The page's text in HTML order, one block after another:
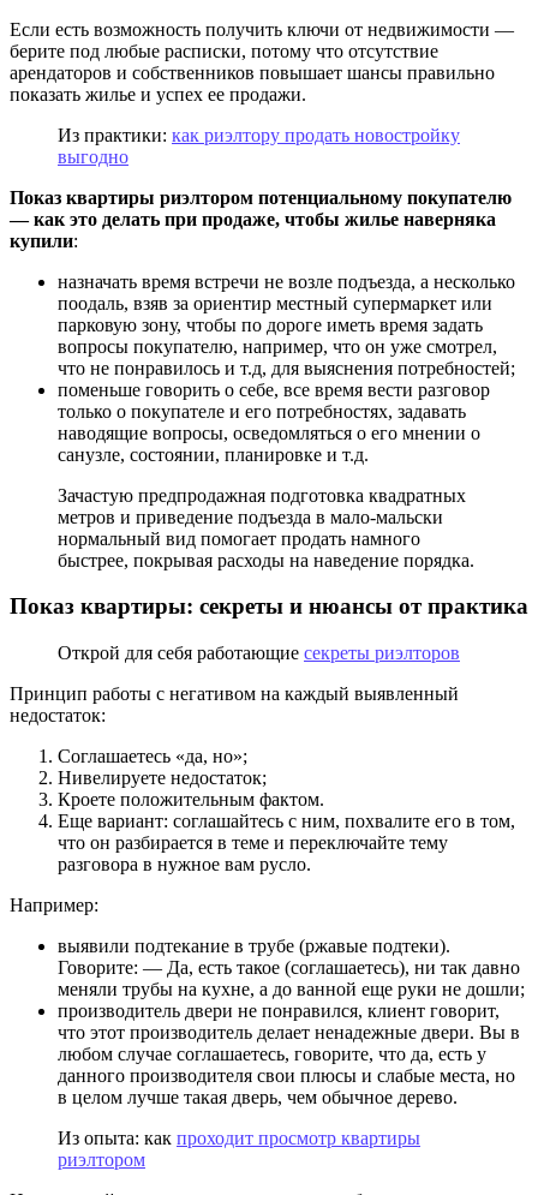
Если есть возможность получить ключи от недвижимости —
берите под любые расписки, потому что отсутствие
арендаторов и собственников повышает шансы правильно
показать жилье и успех ее продажи.
Из практики: как риэлтору продать новостройку
выгодно
Показ квартиры риэлтором потенциальному покупателю
— как это делать при продаже, чтобы жилье наверняка
купили:
назначать время встречи не возле подъезда, а несколько
поодаль, взяв за ориентир местный супермаркет или
парковую зону, чтобы по дороге иметь время задать
вопросы покупателю, например, что он уже смотрел,
что не понравилось и т.д, для выяснения потребностей;
поменьше говорить о себе, все время вести разговор
только о покупателе и его потребностях, задавать
наводящие вопросы, осведомляться о его мнении о
санузле, состоянии, планировке и т.д.
Зачастую предпродажная подготовка квадратных
метров и приведение подъезда в мало-мальски
нормальный вид помогает продать намного
быстрее, покрывая расходы на наведение порядка.
Показ квартиры: секреты и нюансы от практика
Открой для себя работающие секреты риэлторов
Принцип работы с негативом на каждый выявленный
недостаток:
Соглашаетесь «да, но»;
Нивелируете недостаток;
Кроете положительным фактом.
Еще вариант: соглашайтесь с ним, похвалите его в том,
что он разбирается в теме и переключайте тему
разговора в нужное вам русло.
Например:
выявили подтекание в трубе (ржавые подтеки).
Говорите: — Да, есть такое (соглашаетесь), ни так давно
меняли трубы на кухне, а до ванной еще руки не дошли;
производитель двери не понравился, клиент говорит,
что этот производитель делает ненадежные двери. Вы в
любом случае соглашаетесь, говорите, что да, есть у
данного производителя свои плюсы и слабые места, но
в целом лучше такая дверь, чем обычное дерево.
Из опыта: как проходит просмотр квартиры
риэлтором